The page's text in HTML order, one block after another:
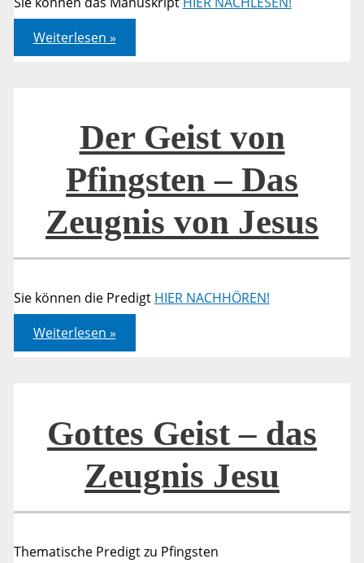
Der
Geist
von
Weiterlesen »
Der Geist von
Pfingsten – Das
Zeugnis von Jesus
Sie können die Predigt HIER NACHHÖREN!
Der
Geist
von
von
Jesus
Weiterlesen »
Gottes Geist – das
Zeugnis Jesu
Thematische Predigt zu Pfingsten